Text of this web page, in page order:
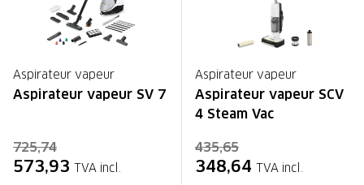
Aspirateur vapeur
Aspirateur vapeur SV 7
725,74
573,93 TVA incl.
Aspirateur vapeur
Aspirateur vapeur SCV
4 Steam Vac
435,65
348,64 TVA incl.